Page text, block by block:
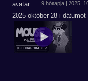
9 hónapja | 2025.
2025 október 28-i dátumot